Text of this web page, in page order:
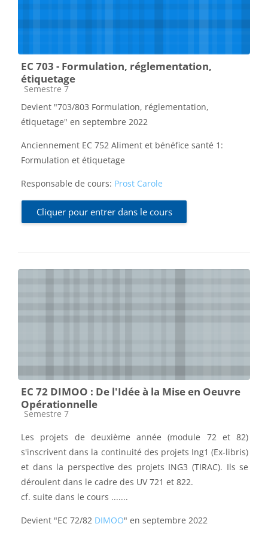
EC 703 - Formulation, réglementation,
étiquetage
Catégorie de cours
Semestre 7
Devient "703/803 Formulation, réglementation,
étiquetage" en septembre 2022
Anciennement EC 752 Aliment et bénéfice santé 1:
Formulation et étiquetage
Responsable de cours: Prost Carole
Cliquer pour entrer dans le cours
EC 72 DIMOO : De l'Idée à la Mise en Oeuvre
Opérationnelle
Catégorie de cours
Semestre 7
Les projets de deuxième année (module 72 et 82)
s'inscrivent dans la continuité des projets Ing1 (Ex-libris)
et dans la perspective des projets ING3 (TIRAC). Ils se
déroulent dans le cadre des UV 721 et 822.
cf. suite dans le cours .......
Devient "EC 72/82 DIMOO" en septembre 2022